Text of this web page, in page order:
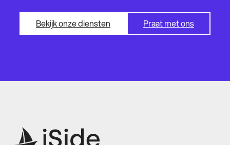
Bekijk onze diensten Praat met ons